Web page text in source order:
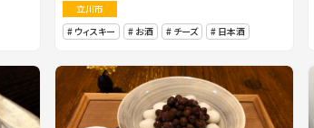
立川市
ウィスキー
お酒 チーズ 日本酒